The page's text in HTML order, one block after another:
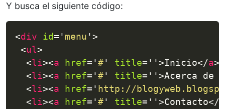
Y busca el siguiente código:
<div id= ' menu ' >
<ul>
<li><a href= ' #' title= ' ' >Inicio</a>
<li><a href= ' #' title= ' ' >Acerca de
<li><a href= ' http://
<li><a href= ' #' title= ' ' >Contacto</